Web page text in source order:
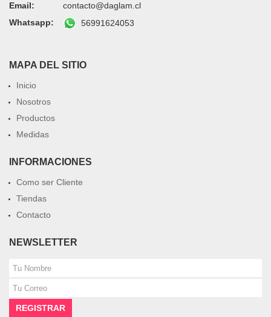
Email:
contacto@daglam.cl
Whatsapp:
56991624053
MAPA DEL SITIO
Inicio
Nosotros
Productos
Medidas
INFORMACIONES
Como ser Cliente
Tiendas
Contacto
NEWSLETTER
REGISTRAR